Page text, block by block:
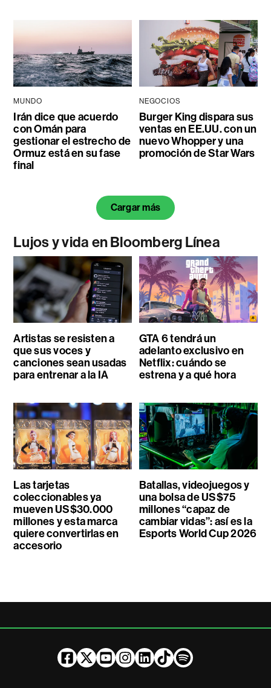
MUNDO
Irán dice que acuerdo
con Omán para
gestionar el estrecho de
Ormuz está en su fase
final
NEGOCIOS
Burger King dispara sus
ventas en EE.UU. con un
nuevo Whopper y una
promoción de Star Wars
Cargar más
Lujos y vida en Bloomberg Línea
Artistas se resisten a
que sus voces y
canciones sean usadas
para entrenar a la IA
GTA 6 tendrá un
adelanto exclusivo en
Netflix: cuándo se
estrena y a qué hora
Las tarjetas
coleccionables ya
mueven US$30.000
millones y esta marca
quiere convertirlas en
accesorio
Batallas, videojuegos y
una bolsa de US$75
millones “capaz de
cambiar vidas”: así es la
Esports World Cup 2026